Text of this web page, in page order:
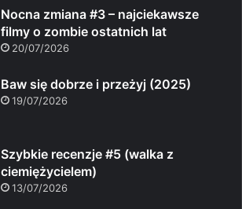
Nocna zmiana #3 – najciekawsze
filmy o zombie ostatnich lat
20/07/2026
Baw się dobrze i przeżyj (2025)
19/07/2026
Szybkie recenzje #5 (walka z
ciemiężycielem)
13/07/2026